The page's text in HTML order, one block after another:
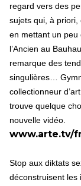
regard vers des
sujets qui, à
en mettant un peu
l’Ancien au
remarque des
singulières…
collectionneur
trouve quelque
nouvelle vidéo.
www.arte.tv/
Stop aux diktats
déconstruisent les